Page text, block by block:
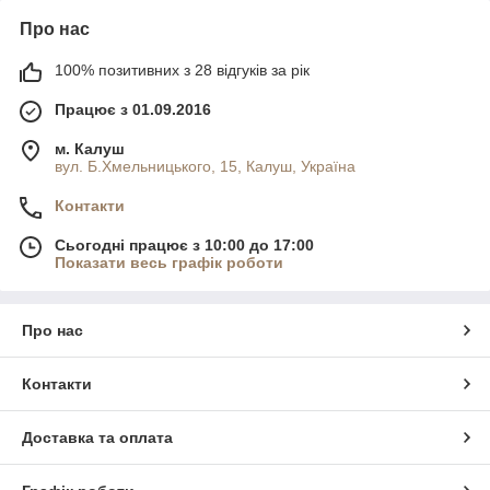
Про нас
100% позитивних з 28 відгуків за рік
Працює з 01.09.2016
м. Калуш
вул. Б.Хмельницького, 15, Калуш, Україна
Контакти
Сьогодні працює з 10:00 до 17:00
Показати весь графік роботи
Про нас
Контакти
Доставка та оплата